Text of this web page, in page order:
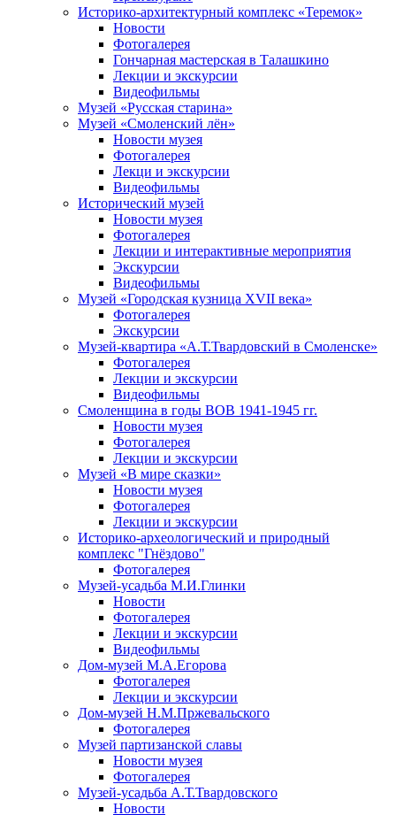
Историко-архитектурный комплекс «Теремок»
Новости
Фотогалерея
Гончарная мастерская в Талашкино
Лекции и экскурсии
Видеофильмы
Музей «Русская старина»
Музей «Смоленский лён»
Новости музея
Фотогалерея
Лекци и экскурсии
Видеофильмы
Исторический музей
Новости музея
Фотогалерея
Лекции и интерактивные мероприятия
Экскурсии
Видеофильмы
Музей «Городская кузница XVII века»
Фотогалерея
Экскурсии
Музей-квартира «А.Т.Твардовский в Смоленске»
Фотогалерея
Лекции и экскурсии
Видеофильмы
Смоленщина в годы ВОВ 1941-1945 гг.
Новости музея
Фотогалерея
Лекции и экскурсии
Музей «В мире сказки»
Новости музея
Фотогалерея
Лекции и экскурсии
Историко-археологический и природный
комплекс "Гнёздово"
Фотогалерея
Музей-усадьба М.И.Глинки
Новости
Фотогалерея
Лекции и экскурсии
Видеофильмы
Дом-музей М.А.Егорова
Фотогалерея
Лекции и экскурсии
Дом-музей Н.М.Пржевальского
Фотогалерея
Музей партизанской славы
Новости музея
Фотогалерея
Музей-усадьба А.Т.Твардовского
Новости